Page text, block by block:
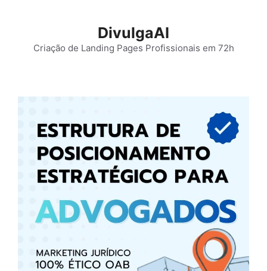
conteúdo
DivulgaAI
Criação de Landing Pages Profissionais em 72h